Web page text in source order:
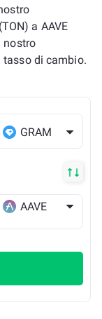
a AAVE
nostro
tasso di cambio.
GRAM
AAVE